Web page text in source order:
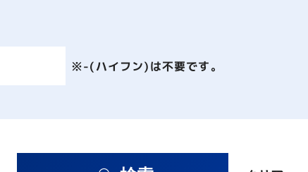
※-(ハイフン)は不要です。